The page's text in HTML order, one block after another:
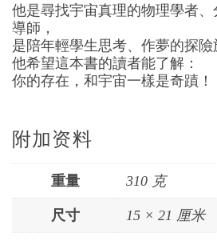
他是尋找宇宙真理的物理學者
導師，
是陪年輕學生思考、作夢的探險
他希望這本書的讀者能了解：
你的存在，和宇宙一樣是奇蹟！
附加资料
重量 310 克
尺寸 15 × 21 厘米